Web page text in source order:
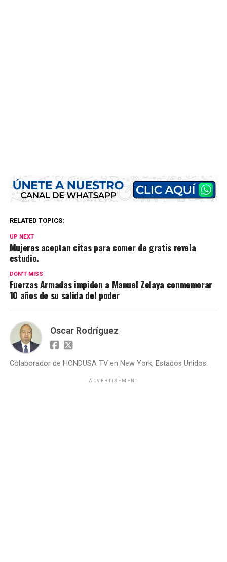
RELATED TOPICS:
UP NEXT
Mujeres aceptan citas para comer de gratis revela
estudio.
DON'T MISS
Fuerzas Armadas impiden a Manuel Zelaya conmemorar
10 años de su salida del poder
Oscar Rodríguez
Colaborador de HONDUSA TV en New York, Estados Unidos.
ADVERTISEMENT